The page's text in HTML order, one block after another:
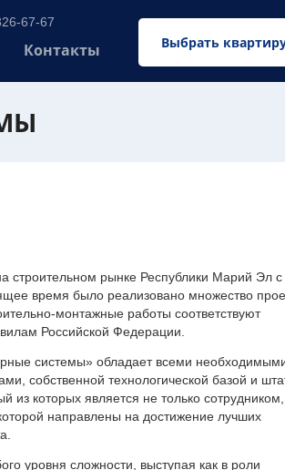
Выбрать
67-67
Контакты
рынке Республики Марий Эл с
время было реализовано множество
монтажные работы соответствуют
Российской Федерации.
системы» обладает всеми
собственной технологической базой и
из которых является не только
направлены на достижение лучших
уровня сложности, выступая как в роли